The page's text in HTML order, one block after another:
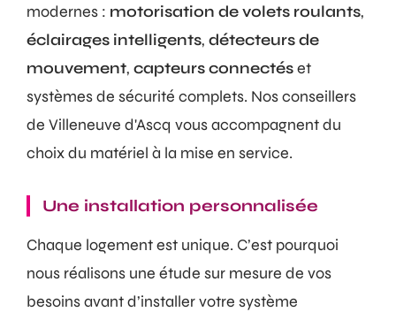
modernes : motorisation de volets roulants,
éclairages intelligents, détecteurs de
mouvement, capteurs connectéset
systèmes de sécurité complets. Nos conseillers
de Villeneuve d'Ascq vous accompagnent du
choix du matériel à la mise en service.
Une installation personnalisée
Chaque logement est unique. C’est pourquoi
nous réalisons une étude sur mesure de vos
besoins avant d’installer votre système